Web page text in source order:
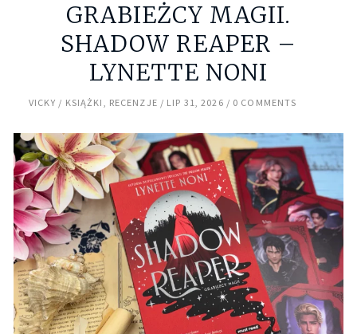
GRABIEŻCY MAGII.
SHADOW REAPER –
LYNETTE NONI
VICKY KSIĄŻKI RECENZJE LIP 31, 2026 0 COMMENTS